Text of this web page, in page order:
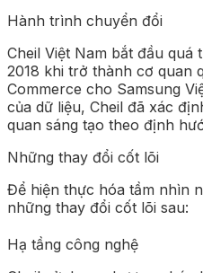
Hành trình chuyển đổi
Cheil Việt Nam bắt đầu
2018 khi trở thành cơ quan
Commerce cho Samsung
của dữ liệu, Cheil đã xác
quan sáng tạo theo định
Những thay đổi cốt lõi
Để hiện thực hóa tầm nhìn
những thay đổi cốt lõi sau:
Hạ tầng công nghệ